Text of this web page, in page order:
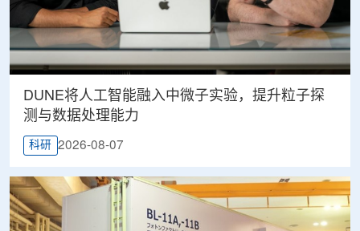
DUNE将人工智能融入中微子实验，提升粒子探
测与数据处理能力
科研 2026-08-07